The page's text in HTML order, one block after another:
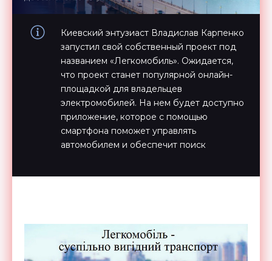
Киевский энтузиаст Владислав Карпенко
запустил свой собственный проект под
названием «Легкомобиль». Ожидается,
что проект станет популярной онлайн-
площадкой для владельцев
электромобилей. На нем будет доступно
приложение, которое с помощью
смартфона поможет управлять
автомобилем и обеспечит поиск